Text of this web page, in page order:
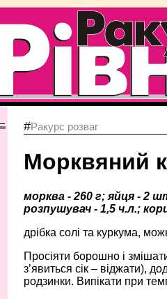
#Ракурс розваг
Морквяний
морква - 260 г; яйця - 2
розпушувач - 1,5 ч.л.;
дрібка солі та куркума,
Просіяти борошно і
з’явиться сік – віджати),
родзинки. Випікати при